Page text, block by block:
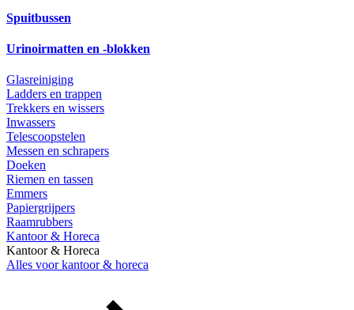
Spuitbussen
Urinoirmatten en -blokken
Glasreiniging
Ladders en trappen
Trekkers en wissers
Inwassers
Telescoopstelen
Messen en schrapers
Doeken
Riemen en tassen
Emmers
Papiergrijpers
Raamrubbers
Kantoor & Horeca
Kantoor & Horeca
Alles voor kantoor & horeca